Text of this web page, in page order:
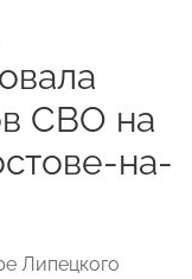
СВО на
на-
Липецкого